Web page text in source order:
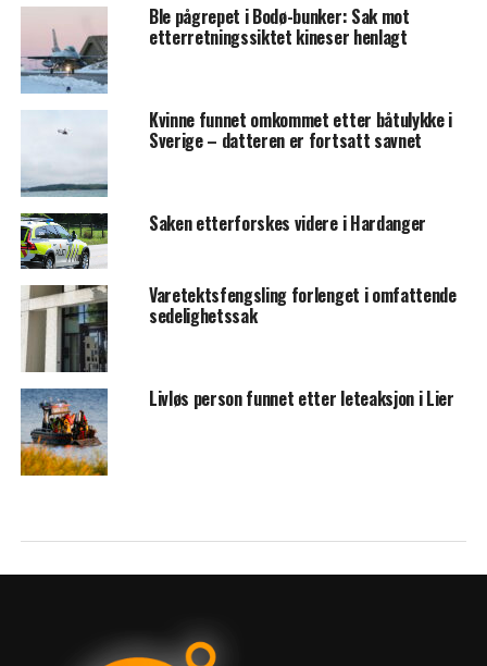
Ble pågrepet i Bodø-bunker: Sak mot
etterretningssiktet kineser henlagt
Kvinne funnet omkommet etter båtulykke i
Sverige – datteren er fortsatt savnet
Saken etterforskes videre i Hardanger
Varetektsfengsling forlenget i omfattende
sedelighetssak
Livløs person funnet etter leteaksjon i Lier